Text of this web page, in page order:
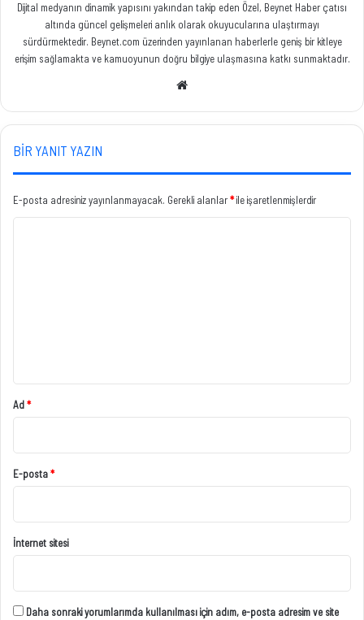
Dijital medyanın dinamik yapısını yakından takip eden Özel, Beynet Haber çatısı
altında güncel gelişmeleri anlık olarak okuyucularına ulaştırmayı
sürdürmektedir. Beynet.com üzerinden yayınlanan haberlerle geniş bir kitleye
erişim sağlamakta ve kamuoyunun doğru bilgiye ulaşmasına katkı sunmaktadır.
BIR YANIT YAZIN
E-posta adresiniz yayınlanmayacak. Gerekli alanlar*ile işaretlenmişlerdir
Ad*
E-posta*
İnternet sitesi
Daha sonraki yorumlarımda kullanılması için adım, e-posta adresim ve site